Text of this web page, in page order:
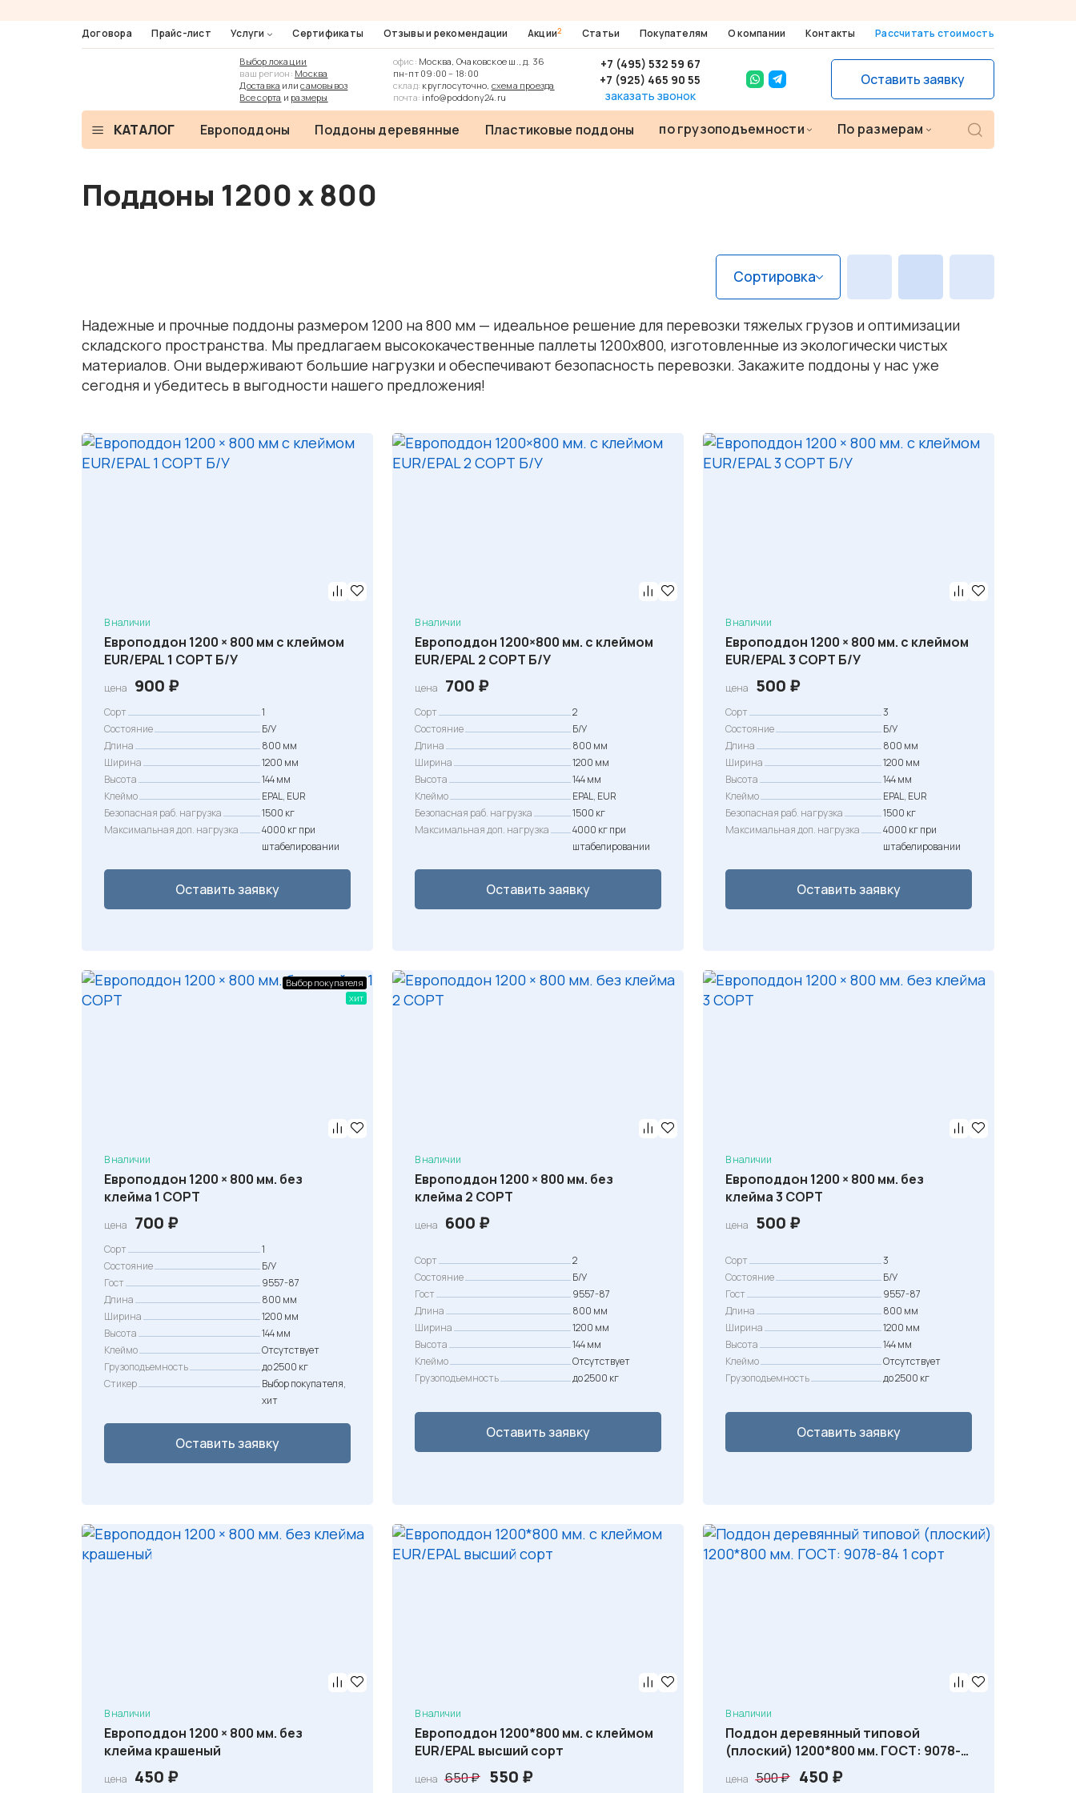
Договора Прайс-лист Услуги Сертификаты Отзывы и рекомендации Акции2 Статьи Покупателям О компании Контакты Рассчитать стоимость
Выбор локации
ваш регион: Москва
Доставка илисамовывоз
Все сорта и размеры
офис: Москва, Очаковское ш., д. 36
пн-пт 09:00 – 18:00
склад: круглосуточно, схема проезда
почта: info@poddony24.ru
+7 (495) 532 59 67
+7 (925) 465 90 55
заказать звонок
Оставить заявку
КАТАЛОГ Европоддоны Поддоны деревянные Пластиковые поддоны по грузоподъемности По размерам
П
и
о
Поддоны 1200 х 800
Сортировка
Надежные и прочные поддоны размером 1200 на 800 мм — идеальное решение для перевозки тяжелых грузов и оптимизации
складского пространства. Мы предлагаем высококачественные паллеты 1200х800, изготовленные из экологически чистых
материалов. Они выдерживают большие нагрузки и обеспечивают безопасность перевозки. Закажите поддоны у нас уже
сегодня и убедитесь в выгодности нашего предложения!
В наличии
Европоддон 1200 × 800 мм с клеймом
EUR/EPAL 1 СОРТ Б/У
цена 900 ₽
Сорт
1
Состояние
Б/У
Длина
800 мм
Ширина
1200 мм
Высота
144 мм
Клеймо
EPAL, EUR
Безопасная раб. нагрузка
1500 кг
Максимальная доп. нагрузка
4000 кг при
штабелировании
Оставить заявку
В наличии
Европоддон 1200×800 мм. с клеймом
EUR/EPAL 2 СОРТ Б/У
цена 700 ₽
Сорт
2
Состояние
Б/У
Длина
800 мм
Ширина
1200 мм
Высота
144 мм
Клеймо
EPAL, EUR
Безопасная раб. нагрузка
1500 кг
Максимальная доп. нагрузка
4000 кг при
штабелировании
Оставить заявку
В наличии
Европоддон 1200 × 800 мм. с клеймом
EUR/EPAL 3 СОРТ Б/У
цена 500 ₽
Сорт
3
Состояние
Б/У
Длина
800 мм
Ширина
1200 мм
Высота
144 мм
Клеймо
EPAL, EUR
Безопасная раб. нагрузка
1500 кг
Максимальная доп. нагрузка
4000 кг при
штабелировании
Оставить заявку
Выбор покупателя
хит
В наличии
Европоддон 1200 × 800 мм. без
клейма 1 СОРТ
цена 700 ₽
Сорт
1
Состояние
Б/У
Гост
9557-87
Длина
800 мм
Ширина
1200 мм
Высота
144 мм
Клеймо
Отсутствует
Грузоподъемность
до 2500 кг
Стикер
Выбор покупателя,
хит
Оставить заявку
В наличии
Европоддон 1200 × 800 мм. без
клейма 2 СОРТ
цена 600 ₽
Сорт
2
Состояние
Б/У
Гост
9557-87
Длина
800 мм
Ширина
1200 мм
Высота
144 мм
Клеймо
Отсутствует
Грузоподъемность
до 2500 кг
Оставить заявку
В наличии
Европоддон 1200 × 800 мм. без
клейма 3 СОРТ
цена 500 ₽
Сорт
3
Состояние
Б/У
Гост
9557-87
Длина
800 мм
Ширина
1200 мм
Высота
144 мм
Клеймо
Отсутствует
Грузоподъемность
до 2500 кг
Оставить заявку
В наличии
Европоддон 1200 × 800 мм. без
клейма крашеный
цена 450 ₽
В наличии
Европоддон 1200*800 мм. с клеймом
EUR/EPAL высший сорт
цена 650₽ П
550 ₽Т
В наличии
Поддон деревянный типовой
(плоский) 1200*800 мм. ГОСТ: 9078-
цена 500₽ П
450 ₽Т